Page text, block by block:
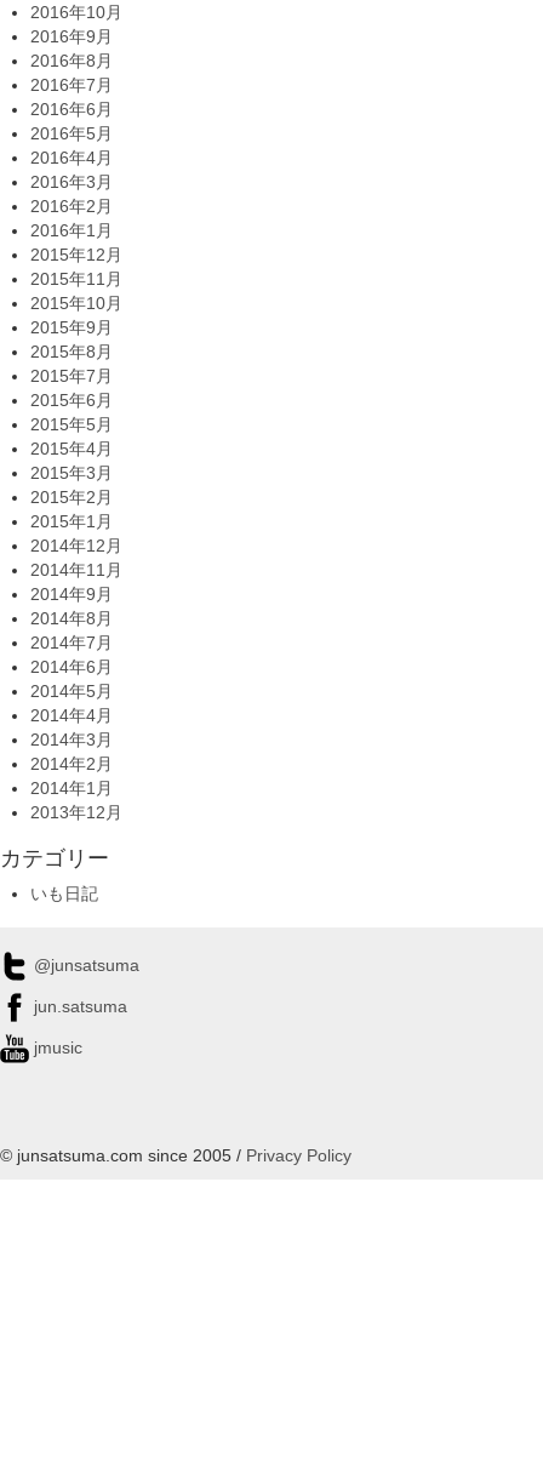
2016年10月
2016年9月
2016年8月
2016年7月
2016年6月
2016年5月
2016年4月
2016年3月
2016年2月
2016年1月
2015年12月
2015年11月
2015年10月
2015年9月
2015年8月
2015年7月
2015年6月
2015年5月
2015年4月
2015年3月
2015年2月
2015年1月
2014年12月
2014年11月
2014年9月
2014年8月
2014年7月
2014年6月
2014年5月
2014年4月
2014年3月
2014年2月
2014年1月
2013年12月
カテゴリー
いも日記
@junsatsuma
jun.satsuma
jmusic
© junsatsuma.com since 2005 / Privacy Policy